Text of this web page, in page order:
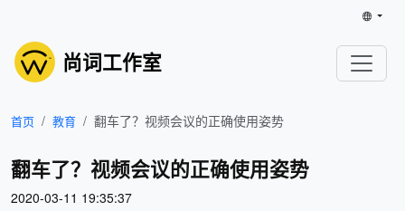
尚词工作室
首页 教育 翻车了？视频会议的正确使用姿势
翻车了？视频会议的正确使用姿势
2020-03-11 19:35:37